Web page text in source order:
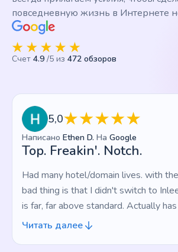
повседневную жизнь в Интернете
Счет 4.9 /5 из 472 обзоров
5,0
Написано Ethen D. На Google
Top. Freakin'. Notch.
Had many hotel/domain lives. with
bad thing is that I didn't switch to
is far, far above standard. Actually
negative at all, which is a strange
Читать далее